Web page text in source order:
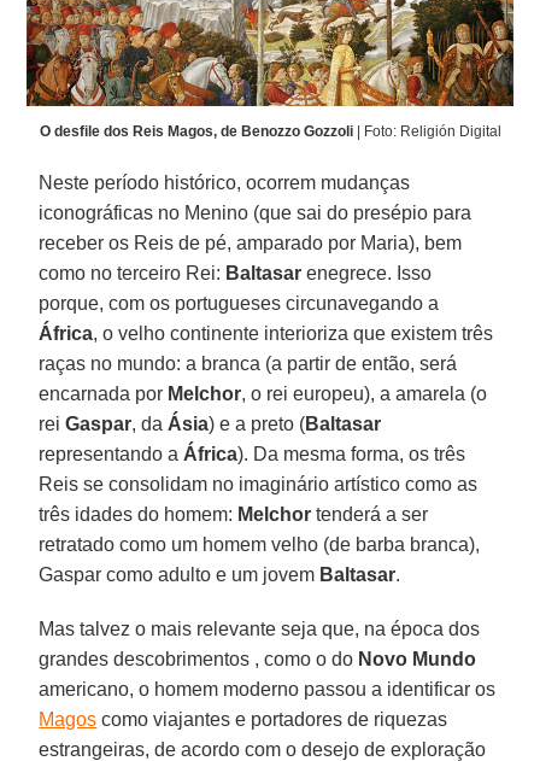
O desfile dos Reis Magos, de Benozzo Gozzoli| Foto: Religión Digital
Neste período histórico, ocorrem mudanças
iconográficas no Menino (que sai do presépio para
receber os Reis de pé, amparado por Maria), bem
como no terceiro Rei: Baltasar enegrece. Isso
porque, com os portugueses circunavegando a
África, o velho continente interioriza que existem três
raças no mundo: a branca (a partir de então, será
encarnada por Melchor, o rei europeu), a amarela (o
reiGaspar, da Ásia) e a preto (Baltasar
representando a África). Da mesma forma, os três
Reis se consolidam no imaginário artístico como as
três idades do homem: Melchor tenderá a ser
retratado como um homem velho (de barba branca),
Gaspar como adulto e um jovem Baltasar.
Mas talvez o mais relevante seja que, na época dos
grandes descobrimentos , como o do Novo Mundo
americano, o homem moderno passou a identificar os
Magos como viajantes e portadores de riquezas
estrangeiras, de acordo com o desejo de exploração